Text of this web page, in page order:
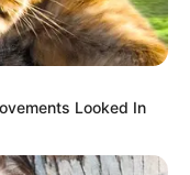
Looked In